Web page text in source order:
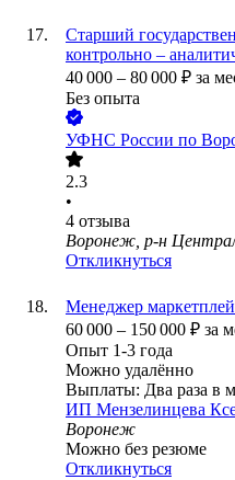
Старший
контрольно –
40 000 – 80 000 ₽ за
Без опыта
УФНС России по
2.3
•
4 отзыва
Воронеж, р-н
Откликнуться
Менеджер
60 000 – 150 000 ₽ за
Опыт 1-3 года
Можно удалённо
Выплаты: Два раза в
ИП Мензелинцева
Воронеж
Можно без резюме
Откликнуться